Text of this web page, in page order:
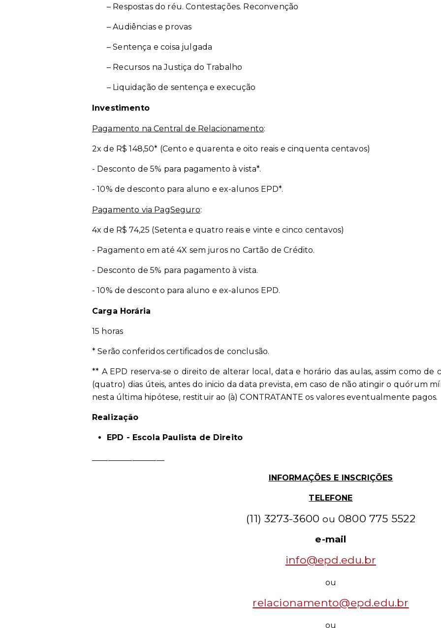
– Respostas do réu. Contestações. Reconvenção
– Audiências e provas
– Sentença e coisa julgada
– Recursos na Justiça do Trabalho
– Liquidação de sentença e execução
Investimento
Pagamento na Central de Relacionamento:
2x de R$ 148,50* (Cento e quarenta e oito reais e cinquenta centavos)
- Desconto de 5% para pagamento à vista*.
- 10% de desconto para aluno e ex-alunos EPD*.
Pagamento via PagSeguro:
4x de R$ 74,25 (Setenta e quatro reais e vinte e cinco centavos)
- Pagamento em até 4X sem juros no Cartão de Crédito.
- Desconto de 5% para pagamento à vista.
- 10% de desconto para aluno e ex-alunos EPD.
Carga Horária
15 horas
* Serão conferidos certificados de conclusão.
** A EPD reserva-se o direito de alterar local, data e horário das aulas, assim como
(quatro) dias úteis, antes do inicio da data prevista, em caso de não atingir o quórum
nesta última hipótese, restituir ao (à) CONTRATANTE os valores eventualmente pagos.
Realização
EPD - Escola Paulista de Direito
INFORMAÇÕES E INSCRIÇÕES
TELEFONE
(11) 3273-3600ou 0800 775 5522
e-mail
info@epd.edu.br
ou
relacionamento@epd.edu.br
ou